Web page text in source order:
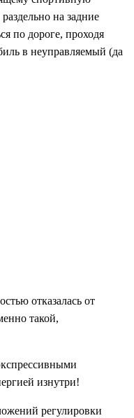
на задние
по дороге, проходя
в неуправляемый (да
отказалась от
такой,
изнутри!
регулировки